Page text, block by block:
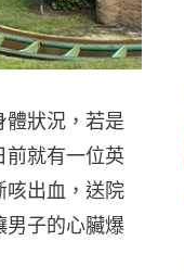
體狀況，若是
前就有一位英
咳出血，送院
男子的心臟爆